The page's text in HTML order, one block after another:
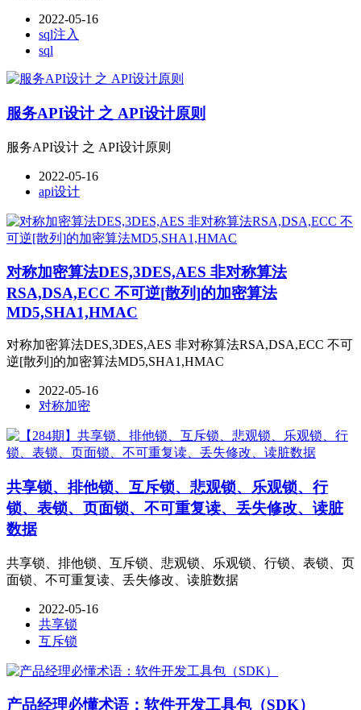
2022-05-16
sql注入
sql
服务API设计 之 API设计原则
服务API设计 之 API设计原则
2022-05-16
api设计
对称加密算法DES,3DES,AES 非对称算法
RSA,DSA,ECC 不可逆[散列]的加密算法
MD5,SHA1,HMAC
对称加密算法DES,3DES,AES 非对称算法RSA,DSA,ECC 不可
逆[散列]的加密算法MD5,SHA1,HMAC
2022-05-16
对称加密
共享锁、排他锁、互斥锁、悲观锁、乐观锁、行
锁、表锁、页面锁、不可重复读、丢失修改、读脏
数据
共享锁、排他锁、互斥锁、悲观锁、乐观锁、行锁、表锁、页
面锁、不可重复读、丢失修改、读脏数据
2022-05-16
共享锁
互斥锁
产品经理必懂术语：软件开发工具包（SDK）